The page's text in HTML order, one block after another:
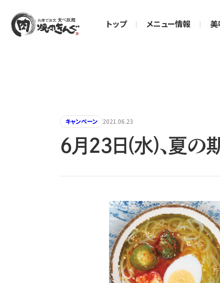
トップ メニュー情報 美
キャンペーン 2021.06.23
6月23日(水)、夏の